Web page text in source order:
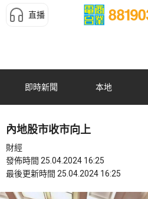
直播
即時新聞 本地
內地股市收市向上
財經
發佈時間 25.04.2024 16:25
最後更新時間 25.04.2024 16:25